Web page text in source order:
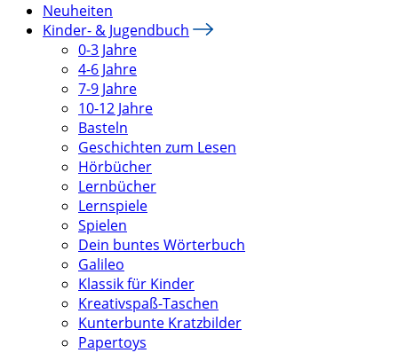
Neuheiten
Kinder- & Jugendbuch
0-3 Jahre
4-6 Jahre
7-9 Jahre
10-12 Jahre
Basteln
Geschichten zum Lesen
Hörbücher
Lernbücher
Lernspiele
Spielen
Dein buntes Wörterbuch
Galileo
Klassik für Kinder
Kreativspaß-Taschen
Kunterbunte Kratzbilder
Papertoys